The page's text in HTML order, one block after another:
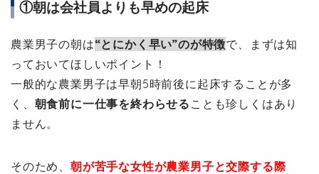
①朝は会社員よりも早めの起床
農業男子の朝は“とにかく早い”のが特徴で、まずは知
っておいてほしいポイント！
一般的な農業男子は早朝5時前後に起床することが多
く、 朝食前に一仕事を終わらせる ことも珍しくはあり
ません。
そのため、 朝が苦手な女性が農業男子と交際する際